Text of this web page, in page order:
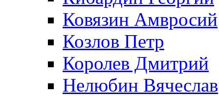
Ковязин Амвросий
Козлов Петр
Королев Дмитрий
Нелюбин Вячеслав